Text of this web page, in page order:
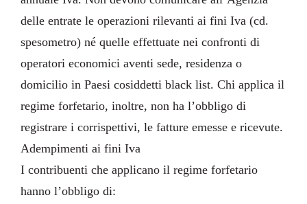
delle entrate le operazioni rilevanti ai fini Iva (cd.
spesometro) né quelle effettuate nei confronti di
operatori economici aventi sede, residenza o
domicilio in Paesi cosiddetti black list. Chi applica il
regime forfetario, inoltre, non ha l’obbligo di
registrare i corrispettivi, le fatture emesse e ricevute.
Adempimenti ai fini Iva
I contribuenti che applicano il regime forfetario
hanno l’obbligo di: